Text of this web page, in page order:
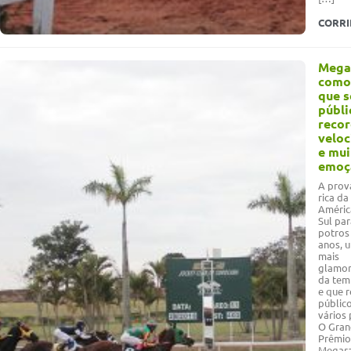
que
e
A
rica da
Sul
potros
anos,
mais
da
e que
vários
O
Prêmio